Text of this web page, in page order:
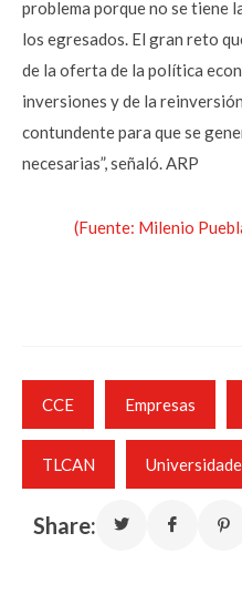
problema porque no se tiene
los egresados. El gran reto
de la oferta de la política
inversiones y de la
contundente para que se
necesarias”, señaló. ARP
(Fuente: Milenio
CCE Empresas
TLCAN
Share: